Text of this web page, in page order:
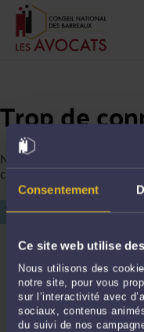
Consentement
Ce site web utilise
Nous utilisons des
notre site, pour vous
sur l’interactivité avec
sociaux, contenus
du suivi de nos
Trop de
Nous avons détecté trop
continuer votre